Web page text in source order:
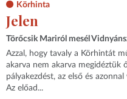
Körhinta
Jelen
Törőcsik Mariról mesél
Azzal, hogy tavaly a Körhintát
akarva nem akarva megidéztük
pályakezdést, az első és
Az előad...